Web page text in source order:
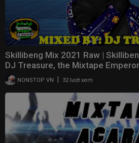
Skillibeng Mix 2021 Raw |
DJ Treasure, the Mixtape
NONSTOP VN 32 lượt xem